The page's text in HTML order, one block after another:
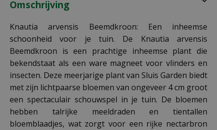
Omschrijving
Knautia arvensis Beemdkroon: Een inheemse
schoonheid voor je tuin. De Knautia arvensis
Beemdkroon is een prachtige inheemse plant die
bekendstaat als een ware magneet voor vlinders en
insecten. Deze meerjarige plant van Sluis Garden biedt
met zijn lichtpaarse bloemen van ongeveer 4 cm groot
een spectaculair schouwspel in je tuin. De bloemen
hebben talrijke meeldraden en tientallen
bloemblaadjes, wat zorgt voor een rijke nectarbron